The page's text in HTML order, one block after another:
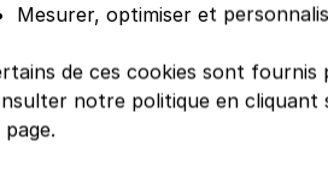
d'architecture de grenoble
Mesurer, optimiser et
de ces cookies sont
notre politique en cliquant
page.